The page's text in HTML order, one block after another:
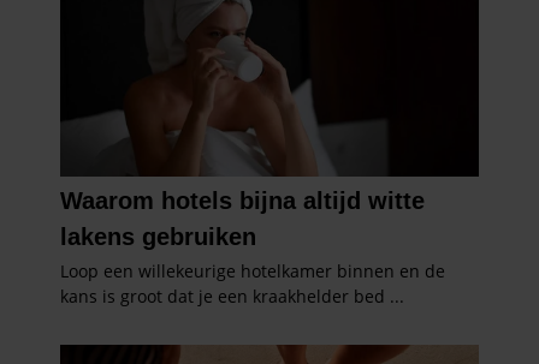
partners voor social media, adverteren en analyse. Deze
partners kunnen deze gegevens combineren met andere
informatie die u aan ze heeft verstrekt of die ze hebben
verzameld op basis van uw gebruik van hun services. U
gaat akkoord met onze cookies als u onze website blijft